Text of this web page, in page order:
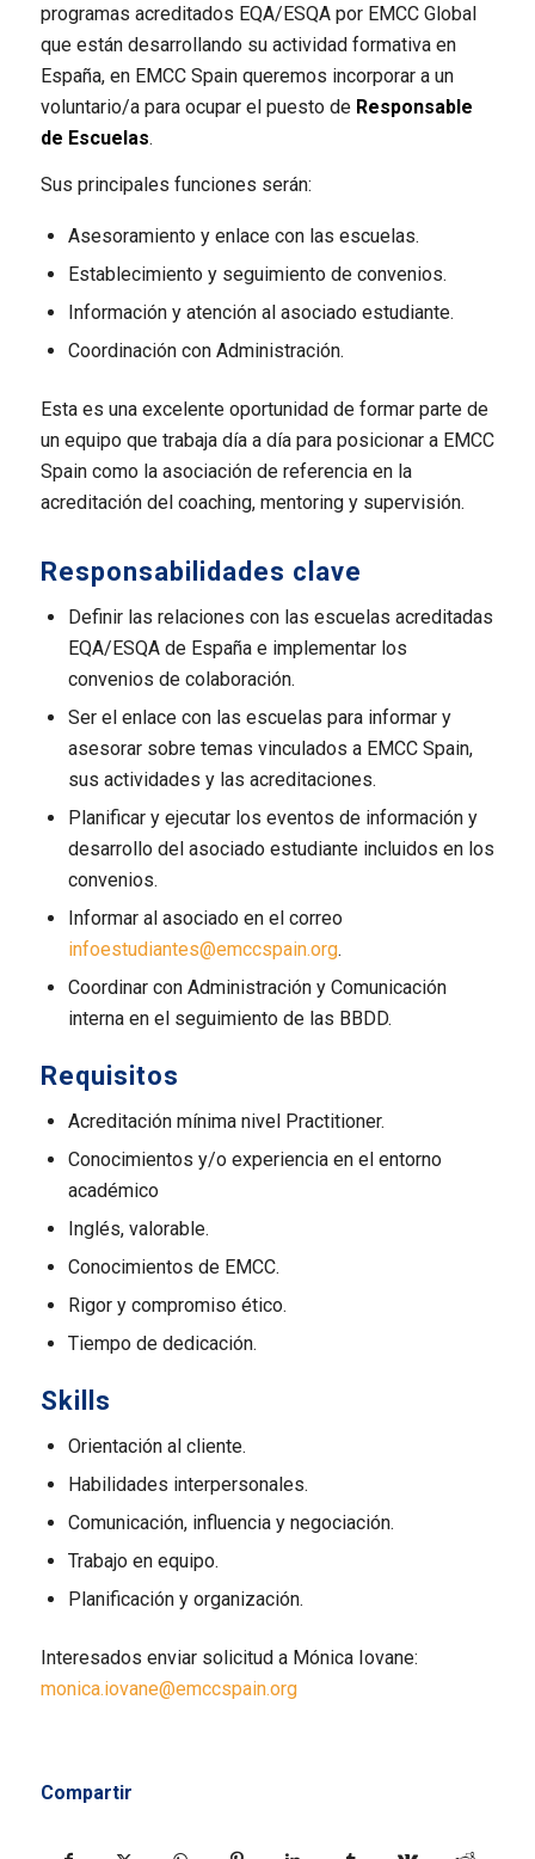
programas acreditados EQA/ESQA por EMCC Global
que están desarrollando su actividad formativa en
España, en EMCC Spain queremos incorporar a un
voluntario/a para ocupar el puesto de Responsable
de Escuelas.
Sus principales funciones serán:
Asesoramiento y enlace con las escuelas.
Establecimiento y seguimiento de convenios.
Información y atención al asociado estudiante.
Coordinación con Administración.
Esta es una excelente oportunidad de formar parte de
un equipo que trabaja día a día para posicionar a EMCC
Spain como la asociación de referencia en la
acreditación del coaching, mentoring y supervisión.
Responsabilidades clave
Definir las relaciones con las escuelas acreditadas
EQA/ESQA de España e implementar los
convenios de colaboración.
Ser el enlace con las escuelas para informar y
asesorar sobre temas vinculados a EMCC Spain,
sus actividades y las acreditaciones.
Planificar y ejecutar los eventos de información y
desarrollo del asociado estudiante incluidos en los
convenios.
Informar al asociado en el correo
infoestudiantes@emccspain.org.
Coordinar con Administración y Comunicación
interna en el seguimiento de las BBDD.
Requisitos
Acreditación mínima nivel Practitioner.
Conocimientos y/o experiencia en el entorno
académico
Inglés, valorable.
Conocimientos de EMCC.
Rigor y compromiso ético.
Tiempo de dedicación.
Skills
Orientación al cliente.
Habilidades interpersonales.
Comunicación, influencia y negociación.
Trabajo en equipo.
Planificación y organización.
Interesados enviar solicitud a Mónica Iovane:
monica.iovane@emccspain.org
Compartir